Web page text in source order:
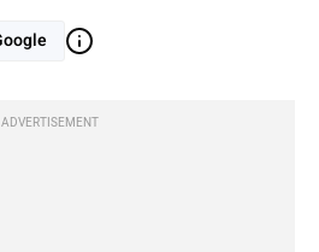
ADVERTISEMENT